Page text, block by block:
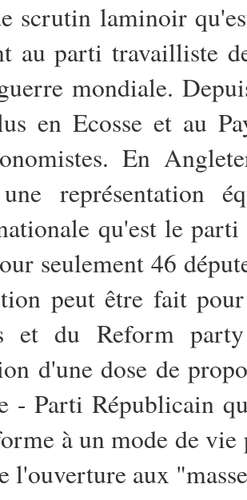
scrutin laminoir
au parti travailliste
mondiale.
en Ecosse et au
En
une représentation
qu'est le
seulement 46
peut être fait
et du Reform
d'une dose de
- Parti Républicain
à un mode de
l'ouverture aux